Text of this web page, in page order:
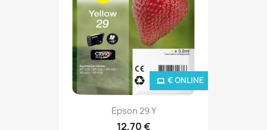
Epson 29 Y
12,70 €
€ ONLINE